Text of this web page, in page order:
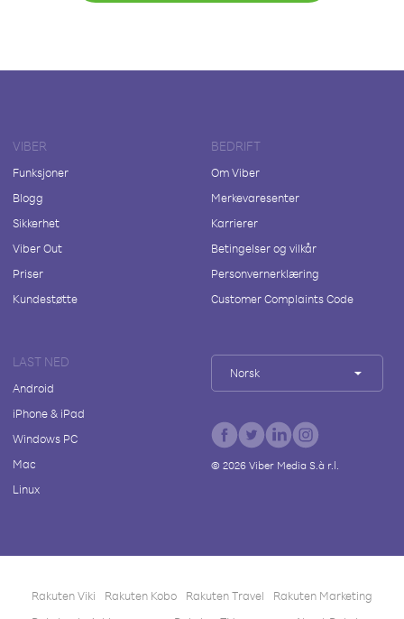
VIBER
Funksjoner
Blogg
Sikkerhet
Viber Out
Priser
Kundestøtte
BEDRIFT
Om Viber
Merkevaresenter
Karrierer
Betingelser og vilkår
Personvernerklæring
Customer Complaints Code
LAST NED
Android
iPhone & iPad
Windows PC
Mac
Linux
Norsk
© 2026Viber Media S.à r.l.
Rakuten Viki Rakuten Kobo Rakuten Travel
Rakuten Marketing